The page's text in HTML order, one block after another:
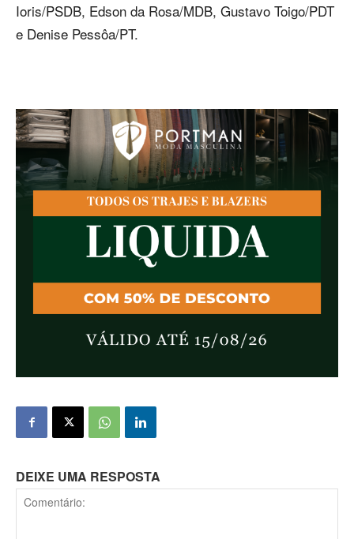
Ioris/PSDB, Edson da Rosa/MDB, Gustavo Toigo/PDT
e Denise Pessôa/PT.
DEIXE UMA RESPOSTA